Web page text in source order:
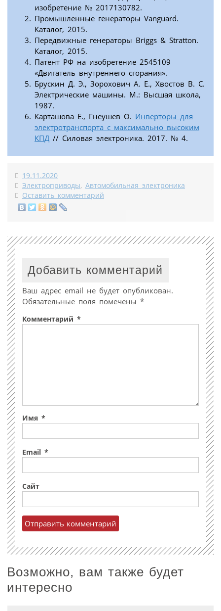
изобретение № 2017130782.
Промышленные генераторы Vanguard.
Каталог, 2015.
Передвижные генераторы Briggs & Stratton.
Каталог, 2015.
Патент РФ на изобретение 2545109
«Двигатель внутреннего сгорания».
Брускин Д. Э., Зорохович А. Е., Хвостов В. С.
Электрические машины. М.: Высшая школа,
1987.
Карташова Е., Гнеушев О. Инверторы для
электротранспорта с максимально высоким
КПД // Силовая электроника. 2017. № 4.
19.11.2020
Электроприводы, Автомобильная электроника
Оставить комментарий
Добавить комментарий
Ваш адрес email не будет опубликован.
Обязательные поля помечены *
Комментарий *
Имя *
Email *
Сайт
Возможно, вам также будет
интересно